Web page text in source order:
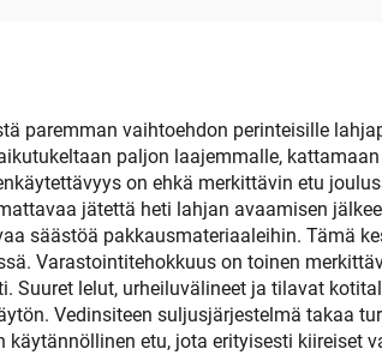
paremman vaihtoehdon perinteisille
paljon laajemmalle,
on ehkä merkittävin etu
jätettä heti lahjan avaamisen
säästöä pakkausmateriaaleihin. Tämä
Varastointitehokkuus on toinen
lelut, urheiluvälineet ja tilavat
Vedinsiteen suljusjärjestelmä takaa
etu, jota erityisesti kiireiset